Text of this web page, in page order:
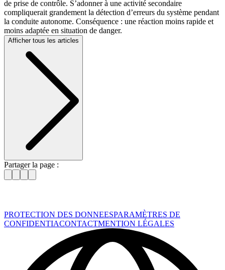
de prise de contrôle. S’adonner à une activité secondaire
compliquerait grandement la détection d’erreurs du système pendant
la conduite autonome. Conséquence : une réaction moins rapide et
moins adaptée en situation de danger.
Afficher tous les articles
Partager la page :
PROTECTION DES DONNEESPARAMÈTRES DE
CONFIDENTIACONTACTMENTION LÉGALES